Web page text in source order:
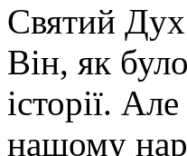
Святий
Він, як
історії.
нашому